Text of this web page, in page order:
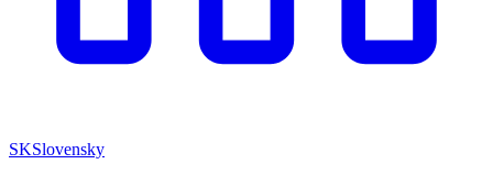
SKSlovensky